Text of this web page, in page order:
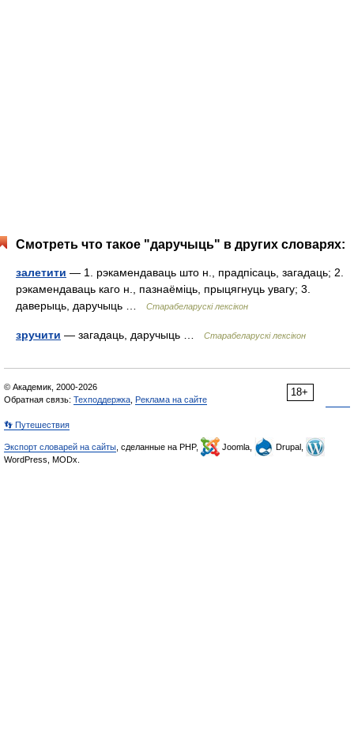
Смотреть что такое "даручыць" в других словарях:
залетити — 1. рэкамендаваць што н., прадпісаць, загадаць; 2.
рэкамендаваць каго н., пазнаёміць, прыцягнуць увагу; 3.
даверыць, даручыць …
Старабеларускі лексікон
зручити — загадаць, даручыць … Старабеларускі лексікон
18+
© Академик, 2000-2026
Обратная связь: Техподдержка Реклама на сайте
👣 Путешествия
Экспорт словарей на сайты , сделанные на PHP, Joomla,
Drupal,
WordPress, MODx.